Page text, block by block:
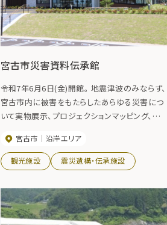
宮古市災害資料伝承館
令和7年6月6日(金)開館。 地震津波のみならず、
宮古市内に被害をもたらしたあらゆる災害につ
いて実物展示、プロジェクションマッピング、パネ
え、災害の記録や記憶を風化させることなく次
世代に伝える』施設です。
宮古市 沿岸エリア
観光施設 震災遺構・伝承施設